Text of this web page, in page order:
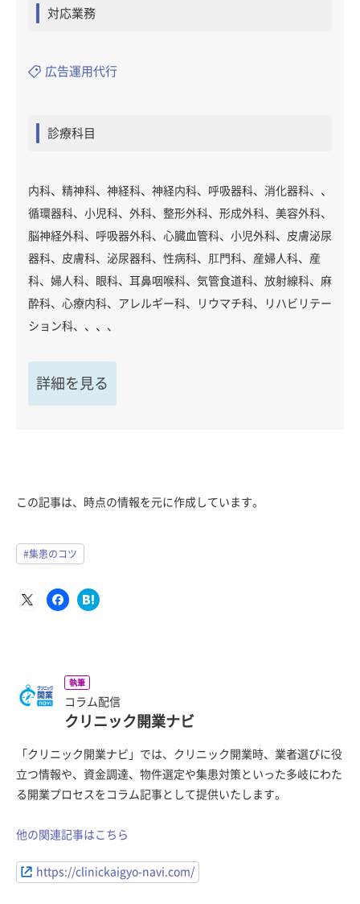
対応業務
広告運用代行
診療科目
内科、精神科、神経科、神経内科、呼吸器科、消化器科、、
循環器科、小児科、外科、整形外科、形成外科、美容外科、
脳神経外科、呼吸器外科、心臓血管科、小児外科、皮膚泌尿
器科、皮膚科、泌尿器科、性病科、肛門科、産婦人科、産
科、婦人科、眼科、耳鼻咽喉科、気管食道科、放射線科、麻
酔科、心療内科、アレルギー科、リウマチ科、リハビリテー
ション科、、、、
詳細を見る
この記事は、時点の情報を元に作成しています。
#集患のコツ
執筆
コラム配信
クリニック開業ナビ
「クリニック開業ナビ」では、クリニック開業時、業者選びに役
立つ情報や、資金調達、物件選定や集患対策といった多岐にわた
る開業プロセスをコラム記事として提供いたします。
他の関連記事はこちら
https://clinickaigyo-navi.com/